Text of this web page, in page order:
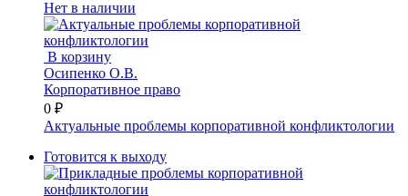
Нет в наличии
В корзину
Осипенко О.В.
Корпоративное право
0 ₽
Актуальные проблемы корпоративной конфликтологии
Готовится к выходу